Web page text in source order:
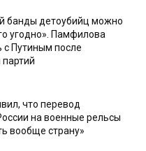
банды детоубийц можно
угодно». Памфилова
с Путиным после
что перевод
на военные рельсы
вообще страну»